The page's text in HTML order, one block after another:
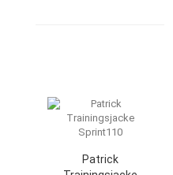
Patrick